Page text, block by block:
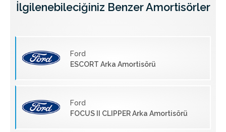
İlgilenebileciğiniz Benzer Amortisörler
Ford
ESCORT Arka Amortisörü
Ford
FOCUS II CLIPPER Arka Amortisörü